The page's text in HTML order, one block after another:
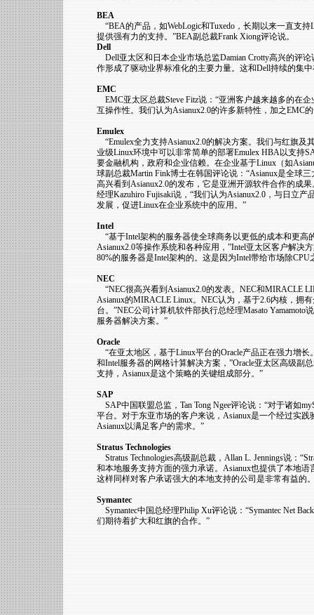
BEA
“BEA的产品，如WebLogic和Tuxedo，长期以来一直支
提供强有力的支持。”BEA副总裁Frank Xiong评论说。
Dell
Dell亚太区和日本企业市场总监Damian Crotty高兴的评
作形成了驱动业界标准化的主要力量。这和Dell持续的集
EMC
EMC亚太区总裁Steve Fitz说：“亚洲客户越来越多的在
互操作性。我们认为Asianux2.0的许多新特性，加之EMC
Emulex
“Emulex全力支持Asianux2.0的解决方案。我们与红旗
业级Linux环境中可以非常简单的部署Emulex HBA以支持
要金融机构，政府和企业信赖。在企业基于Linux（如
球副总裁Martin Fink博士在韩国评论说：“Asianux是全球
高兴看到Asianux2.0的发布，它是亚洲开源软件合作的成
经理Kazuhiro Fujisaki说，“我们认为Asianux2.0，与日立
发展，促进Linux在企业系统中的应用。”
Intel
“基于Intel架构的服务器使全球商务以更低的成本和更
Asianux2.0等操作系统和各种应用，”Intel亚太区客户解决
80%的服务器是Intel架构的。这是因为Intel带给市场除
NEC
“NEC很高兴看到Asianux2.0的发表。NEC和MIRACLE
Asianux的MIRACLE Linux。NEC认为，基于2.6内核，拥
台。”NEC公司计算机软件部执行总经理Masato
服务器解决方案。”
Oracle
“在亚太地区，基于Linux平台的Oracle产品正在强力增
和Intel服务器的网格计算解决方案，”Oracle亚太区高级副
支持，Asianux是这个策略的关键组成部分。”
SAP
SAP中国联盟总监，Tan Tong Ngee评论说：“对于诸如
平台。对于东亚市场的客户来说，Asianux是一个经过实
Asianux以满足客户的需求。”
Stratus Technologies
Stratus Technologies高级副总裁，Allan L. Jennings说：
和本地服务支持方面的强力承诺。Asianux也提供了本地
这样同样对客户承诺强大的本地支持的公司是非常有益的
Symantec
Symantec中国总经理Philip Xu评论说：“Symantec Net
们期待着扩大和红旗的合作。”